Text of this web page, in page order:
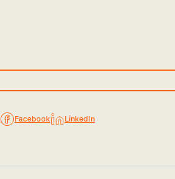
Facebook LinkedIn